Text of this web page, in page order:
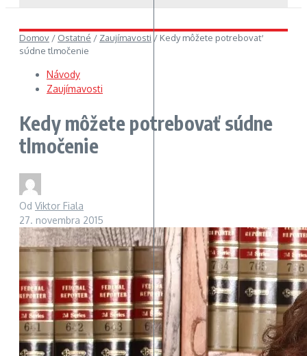
Domov / Ostatné / Zaujímavosti / Kedy môžete potrebovať
súdne tlmočenie
Návody
Zaujímavosti
Kedy môžete potrebovať súdne
tlmočenie
Od Viktor Fiala
27. novembra 2015